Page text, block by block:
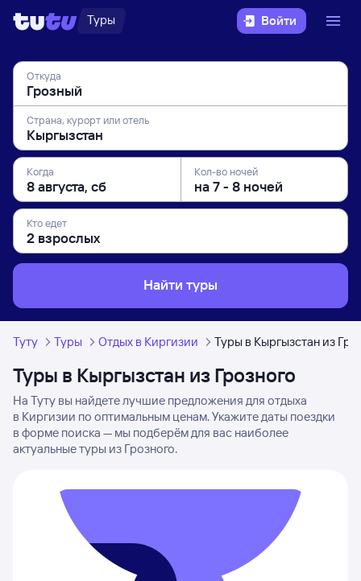
Туры Войти
Откуда
Страна, курорт или отель
Когда Кол-во ночей
Кто едет
Найти туры
Туту Туры Отдых в Киргизии Туры в Кыргызстан из
Туры в Кыргызстан из Грозного
На Туту вы найдете лучшие предложения для отдыха
в Киргизии по оптимальным ценам. Укажите даты поездки
в форме поиска — мы подберём для вас наиболее
актуальные туры из Грозного.